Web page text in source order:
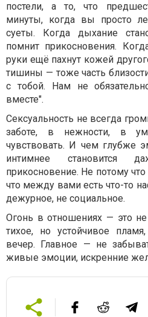
постели, а то, что
минуты, когда вы просто
суеты. Когда дыхание
помнит прикосновения.
руки ещё пахнут кожей
тишины — тоже часть
с тобой. Нам не
вместе".
Сексуальность не всегда
заботе, в нежности, в
чувствовать. И чем глубже
интимнее становится
прикосновение. Не потому
что между вами есть что-то
дежурное, не социальное.
Огонь в отношениях — это
тихое, но устойчивое
вечер. Главное — не
живые эмоции, искренние